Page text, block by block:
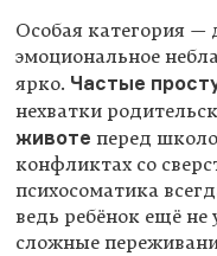
Особая категория —
эмоциональное
ярко. Частые
нехватки
животе перед
конфликтах со
психосоматика
ведь ребёнок ещё не
сложные